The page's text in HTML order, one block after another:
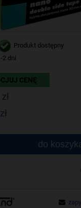
Produkt dostępny
2 dni
CENĘ
do